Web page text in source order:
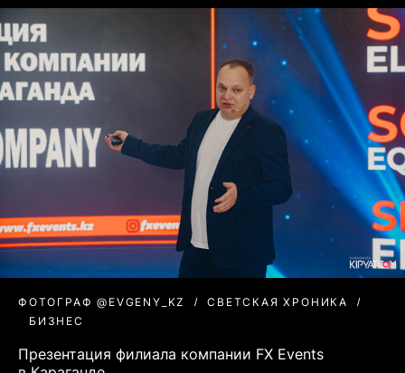
ФОТОГРАФ @EVGENY_KZ
СВЕТСКАЯ ХРОНИКА
БИЗНЕС
Презентация филиала компании FX Events